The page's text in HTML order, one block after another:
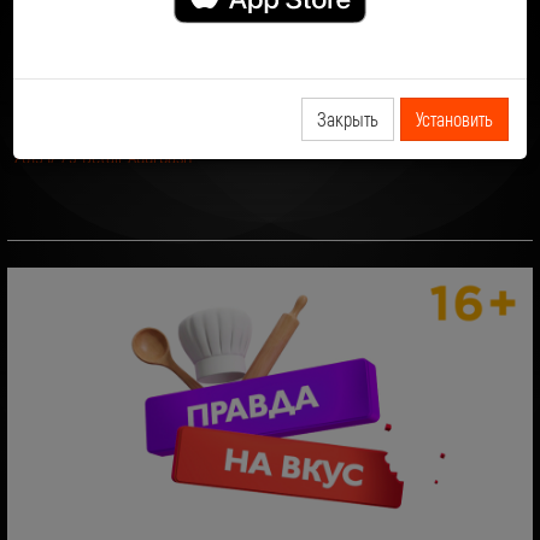
Закрыть Установить
2019.12.25-Detali-Agurbash
2019.12.23-Detali-Fomin
2019.12.20-Detali-National Geographic Awards 2019
2019.12.19-Detali-Noskov
2019.12.18-Detali-mgzavrebi
2019.12.17-Detali- VIAGra